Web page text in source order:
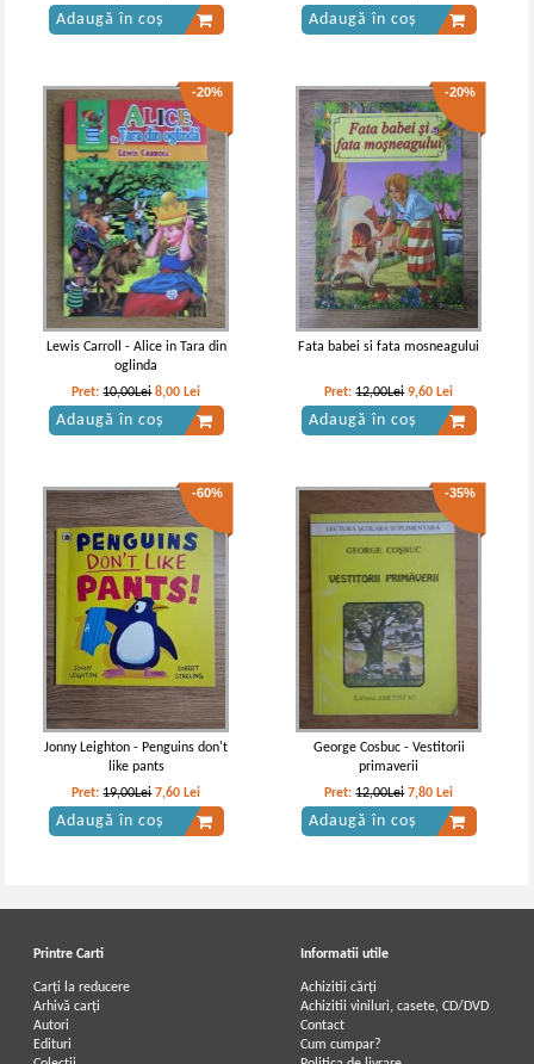
Anton Pann - Nazdraveniiile lui
Nastratin Hogea
Anton Pann - Din nazdravaniile lui
Nastratin Hogea
Anton Pann - Nezdravaniile lui
Nastratin Hogea
Anton Pann - Din nazdravaniile lui
Nastratin Hogea
Anton Pann - Nazdravaniile lui
Anton Pann - Din nazdravaniile lui
Nastratin Hogea
Adaugă în coș Adaugă în coș
-20%
Lewis Carroll - Alice in Tara din
oglinda
Pret:10,00Lei 8,00 Lei
Adaugă în coș
-20%
Fata babei si fata mosneagului
Pret:12,00Lei 9,60 Lei
Adaugă în coș
-60%
Jonny Leighton - Penguins don't
like pants
Pret:19,00Lei 7,60 Lei
Adaugă în coș
-35%
George Cosbuc - Vestitorii
primaverii
Pret:12,00Lei 7,80 Lei
Adaugă în coș
Printre Carti
Carți la reducere
Arhivă carți
Autori
Edituri
Informatii utile
Achizitii cărți
Achizitii viniluri, casete, CD/DVD
Contact
Cum cumpar?